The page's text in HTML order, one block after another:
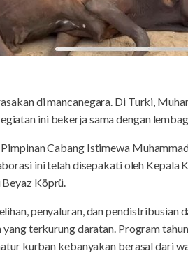
di mancanegara. Di Turki,
ini bekerja sama dengan
Cabang Istimewa
ini telah disepakati oleh Kepala
Beyaz Köprü.
penyaluran, dan pendistribusian
terkurung daratan. Program
kurban kebanyakan berasal dari